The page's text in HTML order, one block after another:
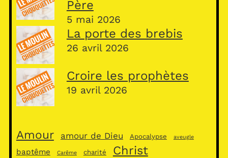
Père
5 mai 2026
La porte des brebis
26 avril 2026
Croire les prophètes
19 avril 2026
Amour amour de Dieu Apocalypse aveugle
baptême Carême charité Christ